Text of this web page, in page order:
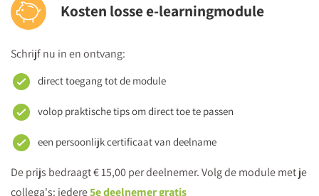
Kosten losse e-learningmodule
Schrijf nu in en ontvang:
direct toegang tot de module
volop praktische tips om direct toe te passen
een persoonlijk certificaat van deelname
De prijs bedraagt € 15,00 per deelnemer. Volg de module met je
collega's: iedere5e deelnemer gratis